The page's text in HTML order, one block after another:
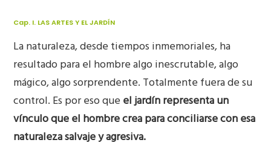
Cap. I. LAS ARTES Y EL JARDÍN
La naturaleza, desde tiempos inmemoriales, ha
resultado para el hombre algo inescrutable, algo
mágico, algo sorprendente. Totalmente fuera de su
control. Es por eso que el jardín representa un
vínculo que el hombre crea para conciliarse con esa
naturaleza salvaje y agresiva.